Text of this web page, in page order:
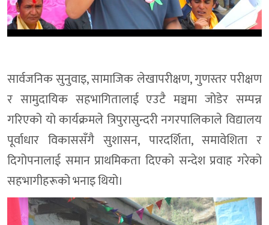
सार्वजनिक सुनुवाइ, सामाजिक लेखापरीक्षण, गुणस्तर परीक्षण
र सामुदायिक सहभागितालाई एउटै मञ्चमा जोडेर सम्पन्न
गरिएको यो कार्यक्रमले त्रिपुरासुन्दरी नगरपालिकाले विद्यालय
पूर्वाधार विकाससँगै सुशासन, पारदर्शिता, समावेशिता र
दिगोपनालाई समान प्राथमिकता दिएको सन्देश प्रवाह गरेको
सहभागीहरूको भनाइ थियो।